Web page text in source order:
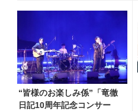
“皆様のお楽しみ係”「竜徹
日記10周年記念コンサー